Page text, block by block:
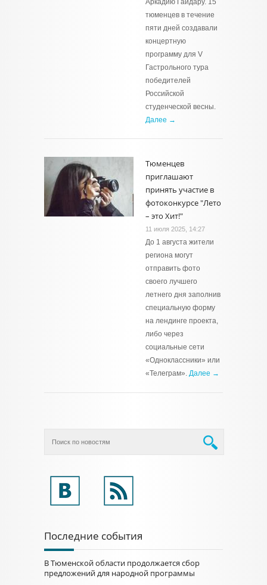
Аркадию Гайдару. 15
тюменцев в течение
пяти дней создавали
концертную
программу для V
Гастрольного тура
победителей
Российской
студенческой весны.
Далее →
Тюменцев
приглашают
принять участие в
фотоконкурсе "Лето
– это Хит!"
11 июля 2025, 14:27
До 1 августа жители
региона могут
отправить фото
своего лучшего
летнего дня заполнив
специальную форму
на лендинге проекта,
либо через
социальные сети
«Одноклассники» или
«Телеграм». Далее →
Последние события
В Тюменской области продолжается сбор
предложений для народной программы